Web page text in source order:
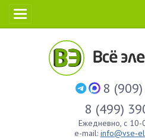
8
8 (499)
Ежедневно, с
e-mail: info@vse-